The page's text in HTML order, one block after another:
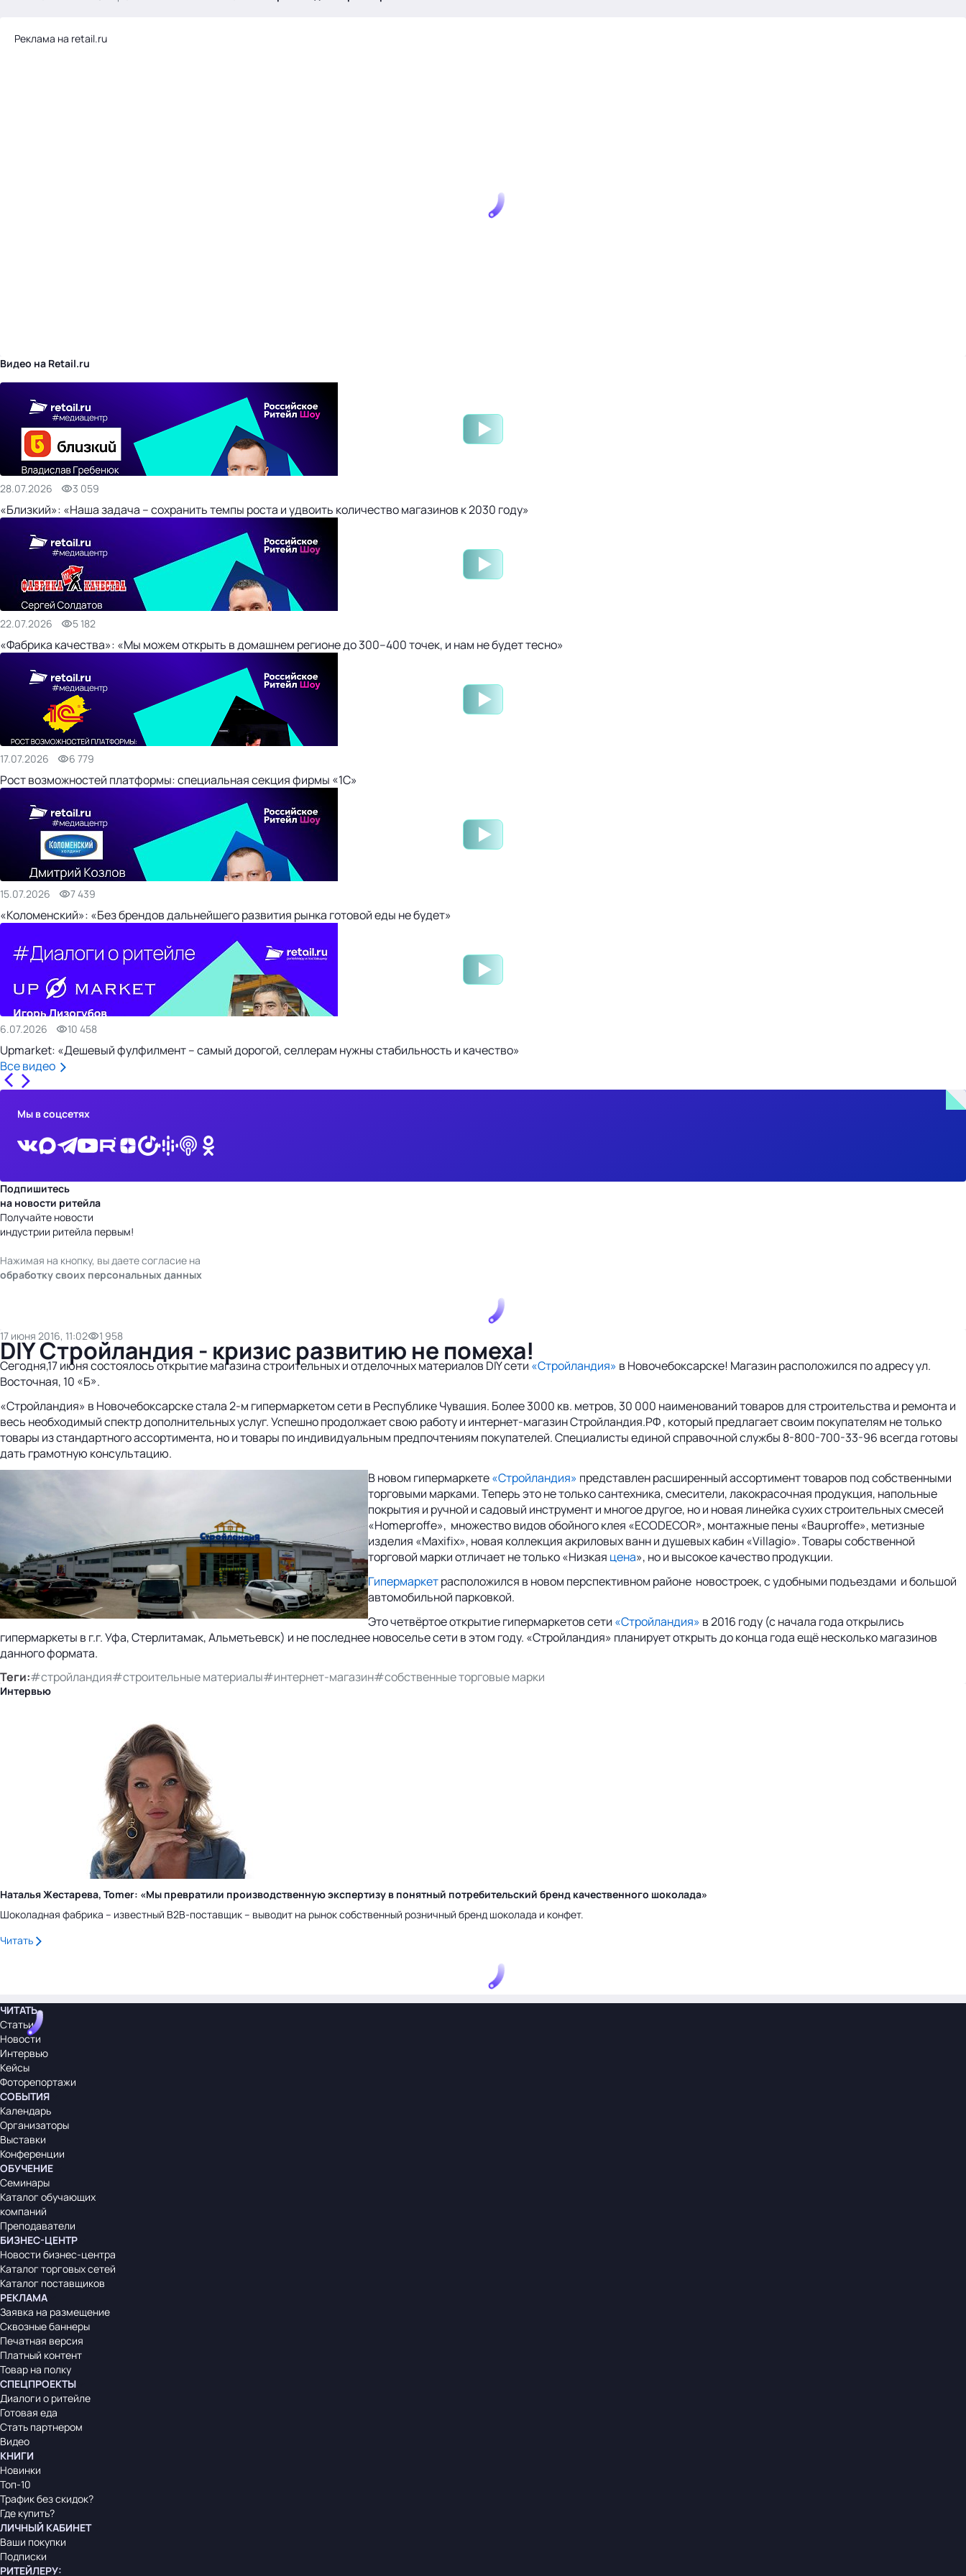
Реклама на retail.ru
Видео на Retail.ru
28.07.2026 3 059
«Близкий»: «Наша задача – сохранить темпы роста и удвоить количество магазинов к 2030 году»
22.07.2026 5 182
«Фабрика качества»: «Мы можем открыть в домашнем регионе до 300–400 точек, и нам не будет тесно»
17.07.2026 6 779
Рост возможностей платформы: специальная секция фирмы «1С»
15.07.2026 7 439
«Коломенский»: «Без брендов дальнейшего развития рынка готовой еды не будет»
6.07.2026 10 458
Upmarket: «Дешевый фулфилмент – самый дорогой, селлерам нужны стабильность и качество»
Все видео
Мы в соцсетях
Подпишитесь
на новости ритейла
Получайте новости
индустрии ритейла первым!
Нажимая на кнопку, вы даете согласие на
обработку своих персональных данных
17 июня 2016, 11:02 1 958
DIY Стройландия - кризис развитию не помеха!
Сегодня,17 июня состоялось открытие магазина строительных и отделочных материалов DIY сети «Стройландия» в Новочебоксарске! Магазин расположился по адресу ул.
Восточная, 10 «Б».
«Стройландия» в Новочебоксарске стала 2-м гипермаркетом сети в Республике Чувашия. Более 3000 кв. метров, 30 000 наименований товаров для строительства и ремонта и
весь необходимый спектр дополнительных услуг. Успешно продолжает свою работу и интернет-магазин Стройландия.РФ , который предлагает своим покупателям не только
товары из стандартного ассортимента, но и товары по индивидуальным предпочтениям покупателей. Специалисты единой справочной службы 8-800-700-33-96 всегда готовы
дать грамотную консультацию.
В новом гипермаркете«Стройландия» представлен расширенный ассортимент товаров под собственными
торговыми марками. Теперь это не только сантехника, смесители, лакокрасочная продукция, напольные
покрытия и ручной и садовый инструмент и многое другое, но и новая линейка сухих строительных смесей
«Homeproffe», множество видов обойного клея «ECODECOR», монтажные пены «Bauproffe», метизные
изделия «Maxifix», новая коллекция акриловых ванн и душевых кабин «Villagio». Товары собственной
торговой марки отличает не только «Низкая цена», но и высокое качество продукции.
Гипермаркетрасположился в новом перспективном районе новостроек, с удобными подъездами и большой
автомобильной парковкой.
Это четвёртое открытие гипермаркетов сети «Стройландия» в 2016 году (с начала года открылись
гипермаркеты в г.г. Уфа, Стерлитамак, Альметьевск) и не последнее новоселье сети в этом году. «Стройландия» планирует открыть до конца года ещё несколько магазинов
данного формата.
Теги:#стройландия#строительные материалы#интернет-магазин#собственные торговые марки
Интервью
Наталья Жестарева, Tomer: «Мы превратили производственную экспертизу в понятный потребительский бренд качественного шоколада»
Шоколадная фабрика – известный B2B-поставщик – выводит на рынок собственный розничный бренд шоколада и конфет.
Читать
ЧИТАТЬ
Статьи
Новости
Интервью
Кейсы
Фоторепортажи
СОБЫТИЯ
Календарь
Организаторы
Выставки
Конференции
ОБУЧЕНИЕ
Семинары
Каталог обучающих
компаний
Преподаватели
БИЗНЕС-ЦЕНТР
Новости бизнес-центра
Каталог торговых сетей
Каталог поставщиков
РЕКЛАМА
Заявка на размещение
Сквозные баннеры
Печатная версия
Платный контент
Товар на полку
СПЕЦПРОЕКТЫ
Диалоги о ритейле
Готовая еда
Стать партнером
Видео
КНИГИ
Новинки
Топ-10
Трафик без скидок?
Где купить?
ЛИЧНЫЙ КАБИНЕТ
Ваши покупки
Подписки
РИТЕЙЛЕРУ: